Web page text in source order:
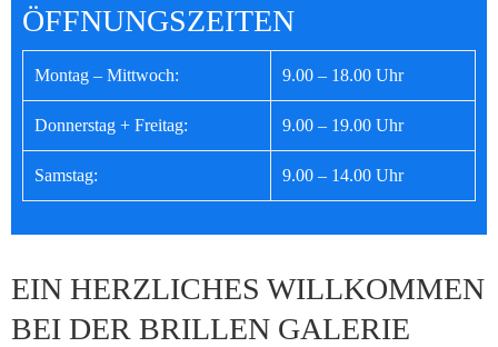
ÖFFNUNGSZEITEN
Montag – Mittwoch: 9.00 – 18.00 Uhr
Donnerstag + Freitag: 9.00 – 19.00 Uhr
Samstag: 9.00 – 14.00 Uhr
EIN HERZLICHES WILLKOMMEN
BEI DER BRILLEN GALERIE